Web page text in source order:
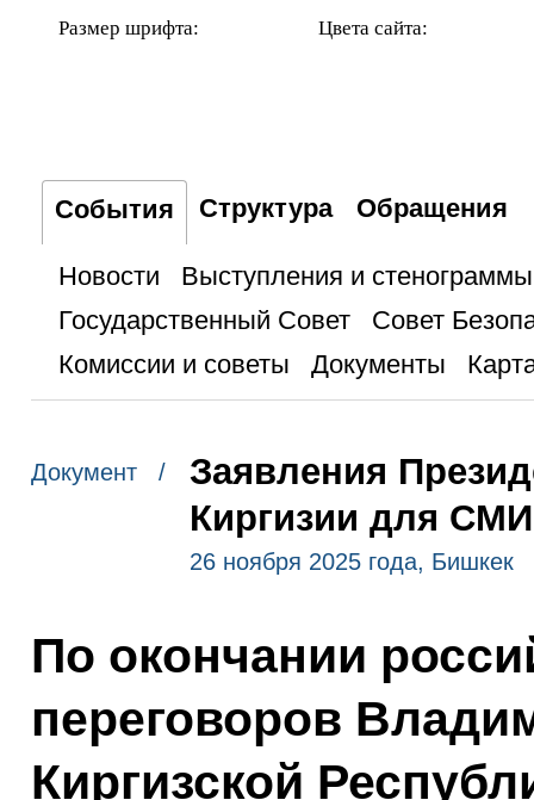
Размер шрифта: Цвета сайта:
События Структура Обращения
Новости
Выступления и стенограммы
Государственный Совет
Совет
Комиссии и советы
Документы
Документ /
Заявления
Киргизии для СМИ
26 ноября 2025 года, Бишкек
По окончании
переговоров
Киргизской